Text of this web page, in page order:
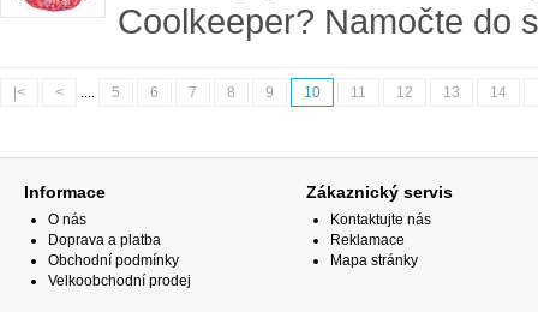
Coolkeeper? Namočte do
|< < .... 5 6 7 8 9 10 11 12 13 14
Informace
O nás
Doprava a platba
Obchodní podmínky
Velkoobchodní prodej
Zákaznický servis
Kontaktujte nás
Reklamace
Mapa stránky